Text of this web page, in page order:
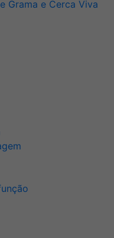
Grama e Cerca Viva